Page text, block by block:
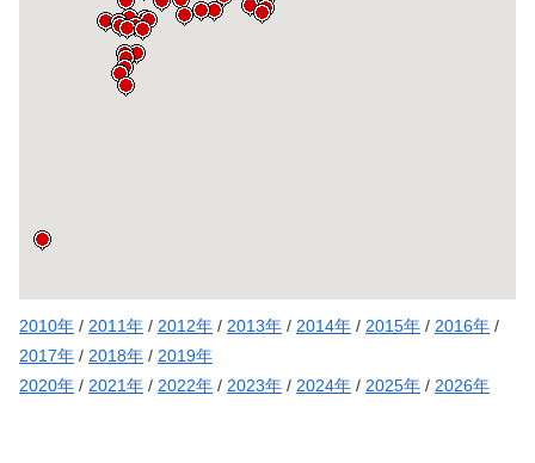
2010年 / 2011年 / 2012年 / 2013年 / 2014年 / 2015年 / 2016年 /
2017年 / 2018年 / 2019年
2020年 / 2021年 / 2022年 / 2023年 / 2024年 / 2025年 / 2026年